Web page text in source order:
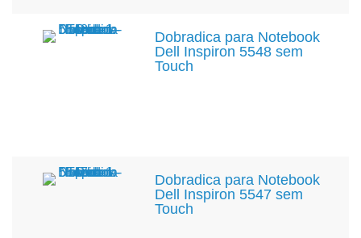
Dobradica para Notebook
Dell Inspiron 5548 sem
Touch
Dobradica para Notebook
Dell Inspiron 5547 sem
Touch